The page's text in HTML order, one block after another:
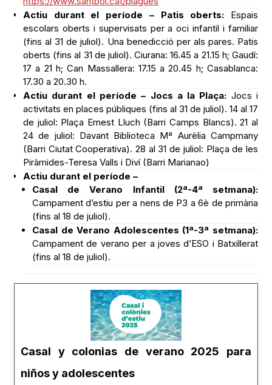
(fins al 31 de juliol). Una benedicció per als pares. Patis
oberts (fins al 31 de juliol). Ciurana: 16.45 a 21.15 h; Gaudí:
17 a 21 h; Can Massallera: 17.15 a 20.45 h; Casablanca:
17.30 a 20.30 h.
Actiu durant el període – Jocs a la Plaça: Jocs i
activitats en places públiques (fins al 31 de juliol). 14 al 17
de juliol: Plaça Ernest Lluch (Barri Camps Blancs). 21 al
24 de juliol: Davant Biblioteca Mª Aurèlia Campmany
(Barri Ciutat Cooperativa). 28 al 31 de juliol: Plaça de les
Piràmides-Teresa Valls i Diví (Barri Marianao)
Actiu durant el període –
Casal de Verano Infantil (2ª-4ª setmana):
Campament d’estiu per a nens de P3 a 6è de primària
(fins al 18 de juliol).
Casal de Verano Adolescentes (1ª-3ª setmana):
Campament de verano per a joves d’ESO i Batxillerat
(fins al 18 de juliol).
Casal y colonias de verano 2025 para
niños y adolescentes
Llega el buen tiempo y en la Fundación Marianao
empezamos a prepararnos para que niños, niñas y